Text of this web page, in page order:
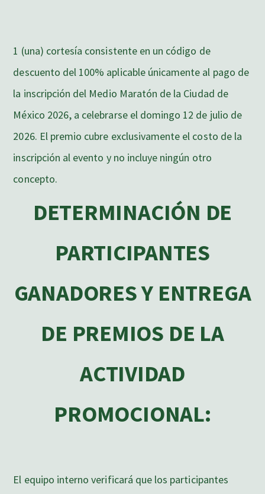
1 (una) cortesía consistente en un código de
descuento del 100% aplicable únicamente al pago de
la inscripción del Medio Maratón de la Ciudad de
México 2026, a celebrarse el domingo 12 de julio de
2026. El premio cubre exclusivamente el costo de la
inscripción al evento y no incluye ningún otro
concepto.
DETERMINACIÓN DE
PARTICIPANTES
GANADORES Y ENTREGA
DE PREMIOS DE LA
ACTIVIDAD
PROMOCIONAL:
El equipo interno verificará que los participantes